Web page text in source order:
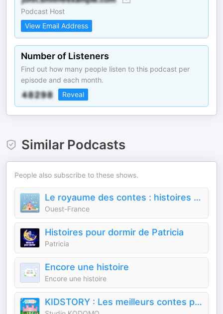
Podcast Host
View Email Address
Number of Listeners
Find out how many people listen to this podcast per
episode and each month.
Reveal
Similar Podcasts
People also subscribe to these shows.
Le royaume des contes : histoires audio pour enfants
Ouest-France
Histoires pour dormir de Patricia
Patricia
Encore une histoire
Encore une histoire
KIDSTORY : Les meilleurs contes pour enfants